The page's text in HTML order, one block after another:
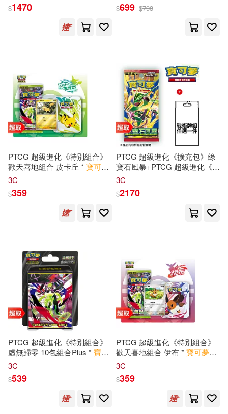
$1470 $699 $793
PTCG 超級進化《特別組合》
歡天喜地組合 皮卡丘 * 寶可夢
集換式
3C
$359
PTCG 超級進化《擴充包》綠
寶石風暴+PTCG 超級進化《戰
術牌組》
3C
$2170
PTCG 超級進化《特別組合》
虛無歸零 10包組合Plus * 寶可
夢集換式
3C
$539
PTCG 超級進化《特別組合》
歡天喜地組合 伊布 * 寶可夢集
換式
3C
$359